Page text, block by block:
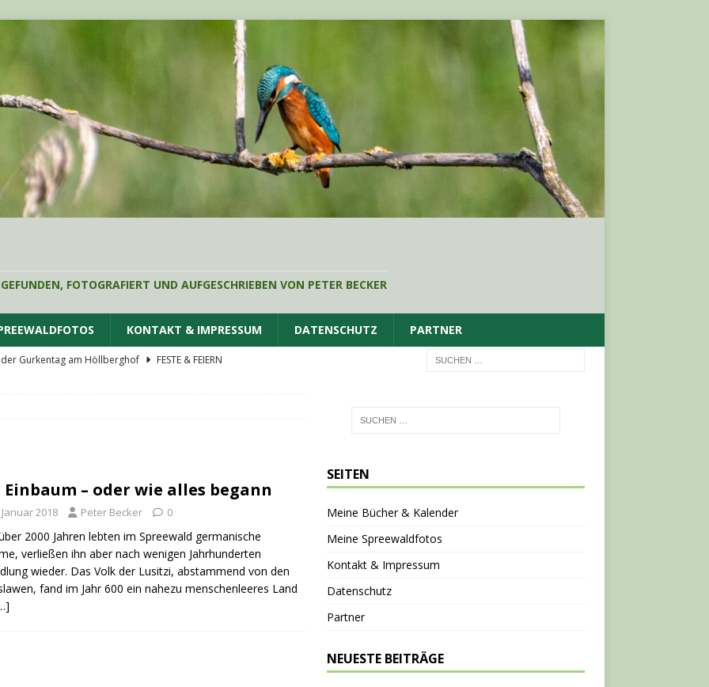
FOTOGRAFIERT UND AUFGESCHRIEBEN VON PETER BECKER
KONTAKT & IMPRESSUM DATENSCHUTZ PARTNER
Gurkentag am Höllberghof
FESTE & FEIERN
Gaststätte Dubkowmühle SPREEWALDTOURISMUS
Einbaum – oder wie alles begann
2018 Peter Becker 0
2000 Jahren lebten im Spreewald germanische
verließen ihn aber nach wenigen Jahrhunderten
wieder. Das Volk der Lusitzi, abstammend von den
fand im Jahr 600 ein nahezu menschenleeres Land
SEITEN
Meine Bücher & Kalender
Meine Spreewaldfotos
Kontakt & Impressum
Datenschutz
Partner
NEUESTE BEITRÄGE